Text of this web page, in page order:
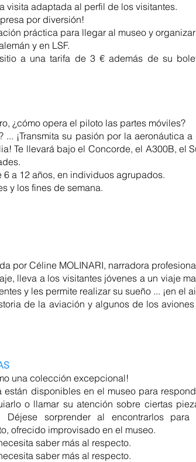
visita adaptada al perfil de los visitantes.
por diversión!
práctica para llegar al museo y
y en LSF.
a una tarifa de 3 € además de su
¿cómo opera el piloto las partes móviles?
¡Transmita su pasión por la aeronáutica
Te llevará bajo el Concorde, el A300B, el
a 12 años, en individuos agrupados.
y los fines de semana.
por Céline MOLINARI, narradora
lleva a los visitantes jóvenes a un viaje
y les permite realizar su sueño ... ¡en el
de la aviación y algunos de los
una colección excepcional!
están disponibles en el museo para
o llamar su atención sobre ciertas
sorprender al encontrarlos para
ofrecido improvisado en el museo.
saber más al respecto.
saber más al respecto.